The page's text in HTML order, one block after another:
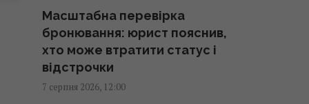
Після аномальної спеки: які
сюрпризи готує погода на
вихідних
Масштабна перевірка
бронювання: юрист пояснив,
хто може втратити статус і
відстрочки
7 серпня 2026, 12:00